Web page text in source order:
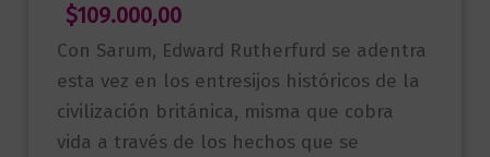
$109.000,00
Con Sarum, Edward Rutherfurd se adentra
esta vez en los entresijos históricos de la
civilización británica, misma que cobra
vida a través de los hechos que se